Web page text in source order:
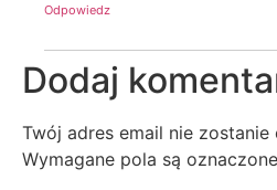
Odpowiedz
Dodaj
Twój adres email nie zostanie
Wymagane pola są oznaczone